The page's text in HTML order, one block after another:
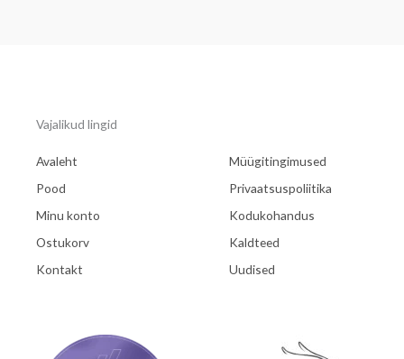
Vajalikud lingid
Avaleht
Pood
Minu konto
Ostukorv
Kontakt
Müügitingimused
Privaatsuspoliitika
Kodukohandus
Kaldteed
Uudised